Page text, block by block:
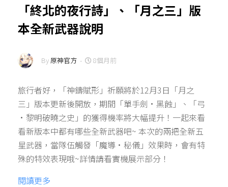
「終北的夜行詩」、「月之三」版
本全新武器說明
By 原神官方 - 8個月前
旅行者好，「神鑄賦形」祈願將於12月3日「月之
三」版本更新後開放，期間「單手劍·黑蝕」、「弓
·黎明破曉之史」的獲得機率將大幅提升！一起來看
看新版本中都有哪些全新武器吧~ 本次的兩把全新五
星武器，當隊伍觸發「魔導·秘儀」效果時，會有特
殊的特效表現哦~詳情請看實機展示部分！
閱讀更多